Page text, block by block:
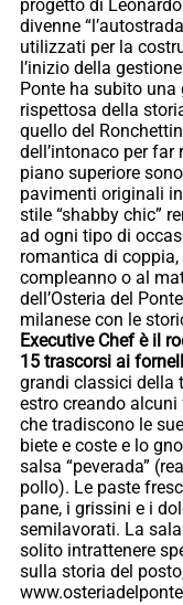
progetto di
divenne
utilizzati per la
l’inizio della
Ponte ha subito
rispettosa della
quello del
dell’intonaco per
piano superiore
pavimenti originali
stile “shabby chic”
ad ogni tipo di
romantica di
compleanno o al
dell’Osteria del
milanese con le
Executive Chef è il
15 trascorsi ai
grandi classici della
estro creando
che tradiscono le
biete e coste e lo
salsa “peverada”
pollo). Le paste
pane, i grissini e i
semilavorati. La
solito intrattenere
sulla storia del